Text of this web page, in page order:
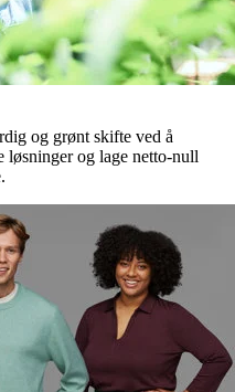
og grønt skifte ved å
løsninger og lage netto-null